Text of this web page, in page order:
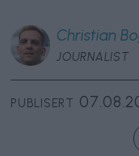
Christian
JOURNALIST
PUBLISERT